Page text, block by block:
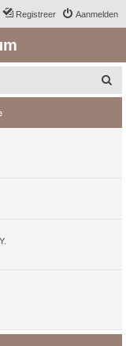
Aanmelden
Registreer
o